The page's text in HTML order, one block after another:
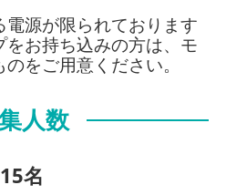
源が限られております
お持ち込みの方は、モ
をご用意ください。
人数
15名